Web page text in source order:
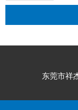
东莞市祥